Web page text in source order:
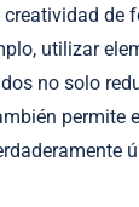
de
utilizar
no solo
permite